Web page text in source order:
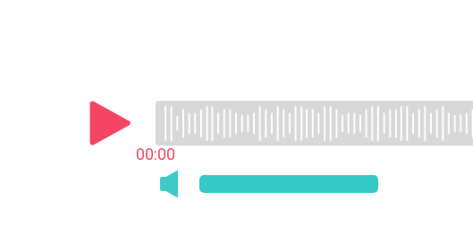
00:00